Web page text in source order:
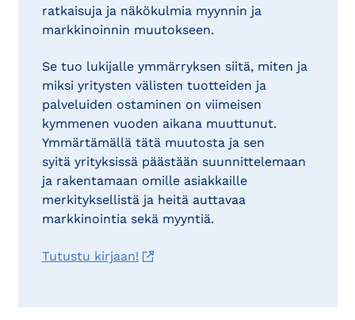
ratkaisuja ja näkökulmia myynnin ja
markkinoinnin muutokseen.
Se tuo lukijalle ymmärryksen siitä, miten ja
miksi yritysten välisten tuotteiden ja
palveluiden ostaminen on viimeisen
kymmenen vuoden aikana muuttunut.
Ymmärtämällä tätä muutosta ja sen
syitä yrityksissä päästään suunnittelemaan
ja rakentamaan omille asiakkaille
merkityksellistä ja heitä auttavaa
markkinointia sekä myyntiä.
Tutustu kirjaan!